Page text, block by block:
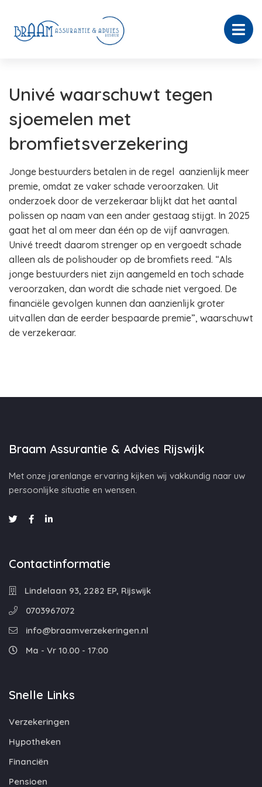
Univé waarschuwt tegen
sjoemelen met
bromfietsverzekering
Jonge bestuurders betalen in de regel aanzienlijk meer
premie, omdat ze vaker schade veroorzaken. Uit
onderzoek door de verzekeraar blijkt dat het aantal
polissen op naam van een ander gestaag stijgt. In 2025
gaat het al om meer dan één op de vijf aanvragen.
Univé treedt daarom strenger op en vergoedt schade
alleen als de polishouder op de bromfiets reed. “Als
jonge bestuurders niet zijn aangemeld en toch schade
veroorzaken, dan wordt die schade niet vergoed. De
financiële gevolgen kunnen dan aanzienlijk groter
uitvallen dan de eerder bespaarde premie”, waarschuwt
de verzekeraar.
Braam Assurantie & Advies Rijswijk
Met onze jarenlange ervaring kijken wij vakkundig naar uw
persoonlijke situatie en wensen.
Contactinformatie
Lindelaan 93, 2282 EP, Rijswijk
0703967072
info@braamverzekeringen.nl
Ma - Vr 10.00 - 17:00
Snelle Links
Verzekeringen
Hypotheken
Financiën
Pensioen